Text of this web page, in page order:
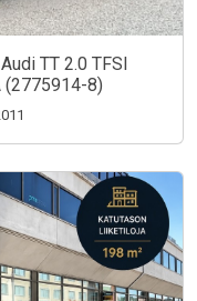
TT 2.0 TFSI
(2775914-8)